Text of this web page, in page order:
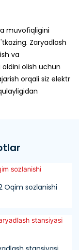
muvofiqligini
Zaryadlash
va
olish uchun
orqali siz elektr
Oqim sozlanishi